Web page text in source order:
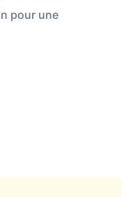
pour une